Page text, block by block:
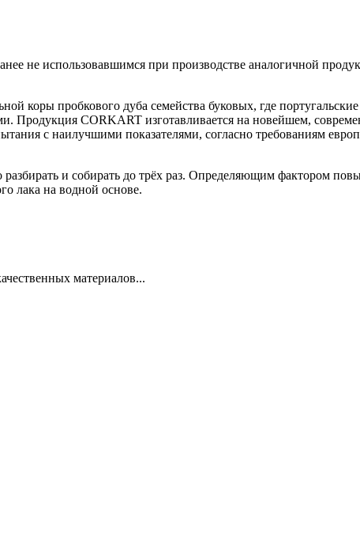
не использовавшимся при производстве аналогичной
коры пробкового дуба семейства буковых, где
Продукция CORKART изготавливается на новейшем,
с наилучшими показателями, согласно требованиям
и собирать до трёх раз. Определяющим фактором
лака на водной основе.
материалов...